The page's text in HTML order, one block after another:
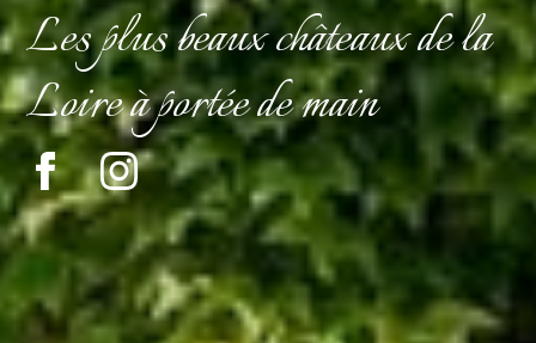
Les plus beaux châteaux de la
Loire à portée de main